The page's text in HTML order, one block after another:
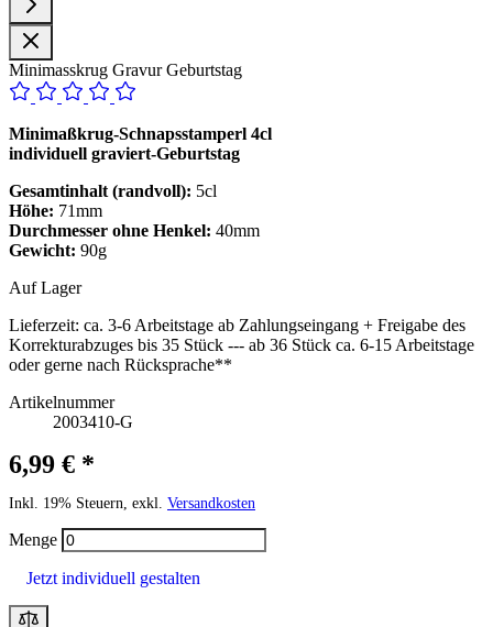
Minimasskrug Gravur Geburtstag
Minimaßkrug-Schnapsstamperl 4cl
individuell graviert-Geburtstag
Gesamtinhalt (randvoll): 5cl
Höhe: 71mm
Durchmesser ohne Henkel: 40mm
Gewicht: 90g
Auf Lager
Lieferzeit: ca. 3-6 Arbeitstage ab Zahlungseingang + Freigabe des
Korrekturabzuges bis 35 Stück --- ab 36 Stück ca. 6-15 Arbeitstage
oder gerne nach Rücksprache**
Artikelnummer
2003410-G
6,99 € *
Inkl. 19% Steuern, exkl. Versandkosten
Menge
Jetzt individuell gestalten